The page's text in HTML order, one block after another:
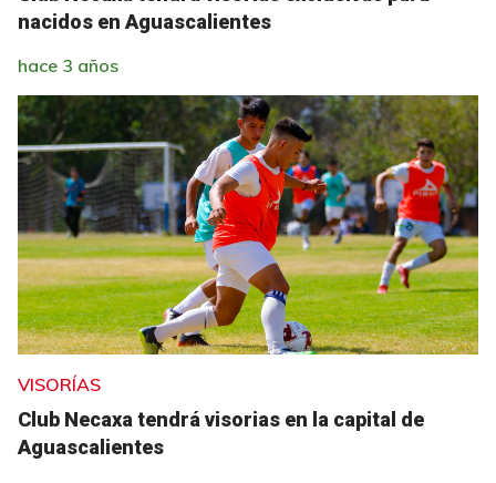
nacidos en Aguascalientes
hace 3 años
VISORÍAS
Club Necaxa tendrá visorias en la capital de
Aguascalientes